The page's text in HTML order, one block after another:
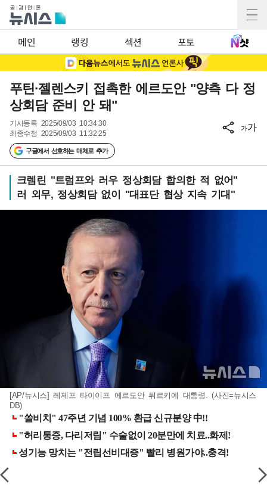
메인 랭킹 섹션 포토
푸틴·젤렌스키 접촉한 에르도안 "양측 다 정
상회담 준비 안 돼"
기사등록 2025/09/03 10:34:30
최종수정 2025/09/03 11:32:25
구글에서 선호하는 매체로 추가
가가
크렘린 "트럼프와 러우 정상회담 합의한 적 없어"
러 외무, 정상회담 없이 "대표단 협상 지속 기대"
[AP/뉴시스] 레제프 타이이프 에르도안 튀르키예 대통령. (사진=뉴시스
DB)